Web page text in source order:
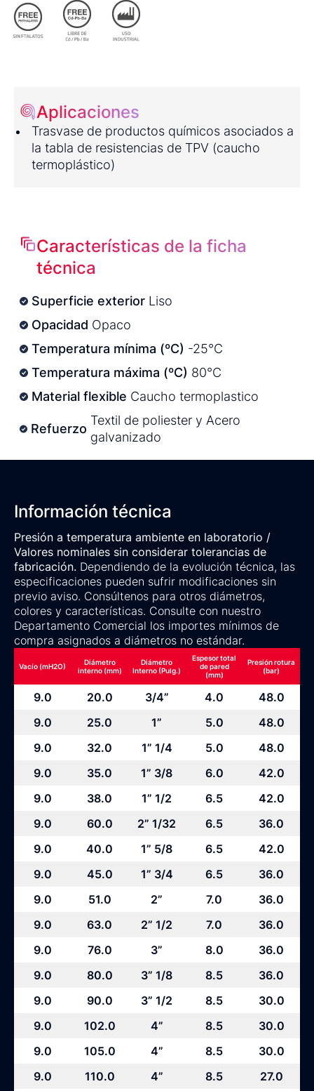
Aplicaciones
Trasvase de productos químicos asociados a
la tabla de resistencias de TPV (caucho
termoplástico)
Características de la ficha
técnica
Superficie exterior Liso
Opacidad Opaco
Temperatura mínima (ºC) -25°C
Temperatura máxima (ºC) 80°C
Material flexible Caucho termoplastico
Refuerzo
Textil de poliester y Acero
galvanizado
Información técnica
Presión a temperatura ambiente en laboratorio /
Valores nominales sin considerar tolerancias de
fabricación. Dependiendo de la evolución técnica, las
especificaciones pueden sufrir modificaciones sin
previo aviso. Consúltenos para otros diámetros,
colores y características. Consulte con nuestro
Departamento Comercial los importes mínimos de
compra asignados a diámetros no estándar.
Vacío (mH2O)
Diámetro
interno (mm)
Diámetro
Interno (Pulg.)
Espesor total
de pared
(mm)
Presión rotura
(bar)
9.0 20.0 3/4” 4.0
48.0
9.0
25.0 1” 5.0
48.0
9.0
32.0 1” 1/4 5.0
48.0
9.0
35.0 1” 3/8 6.0
42.0
9.0
38.0 1” 1/2 6.5
42.0
9.0
60.0 2” 1/32 6.5
36.0
9.0
40.0 1” 5/8 6.5
42.0
9.0
45.0 1” 3/4 6.5
36.0
9.0
51.0 2” 7.0
36.0
9.0
63.0 2” 1/2 7.0
36.0
9.0
76.0 3” 8.0
36.0
9.0
80.0 3” 1/8 8.5
36.0
9.0
90.0 3” 1/2 8.5
30.0
9.0
102.0 4” 8.5
30.0
9.0
105.0 4” 8.5
30.0
9.0
110.0 4” 8.5 27.0